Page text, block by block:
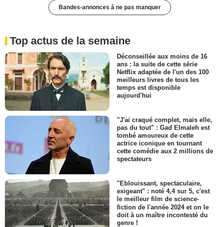
Bandes-annonces à ne pas manquer
Top actus de la semaine
Déconseillée aux moins de 16
ans : la suite de cette série
Netflix adaptée de l'un des 100
meilleurs livres de tous les
temps est disponible
aujourd'hui
"J'ai craqué complet, mais elle,
pas du tout" : Gad Elmaleh est
tombé amoureux de cette
actrice iconique en tournant
cette comédie aux 2 millions de
spectateurs
"Eblouissant, spectaculaire,
exigeant" : noté 4,4 sur 5, c'est
le meilleur film de science-
fiction de l'année 2024 et on le
doit à un maître incontesté du
genre !